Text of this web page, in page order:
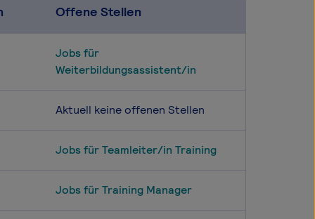
Offene Stellen
Jobs für
Weiterbildungsassistent/in
Aktuell keine offenen Stellen
Jobs für Teamleiter/in Training
Jobs für Training Manager